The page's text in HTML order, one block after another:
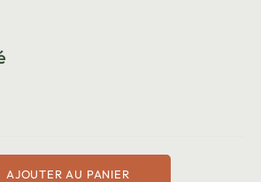
AJOUTER AU PANIER